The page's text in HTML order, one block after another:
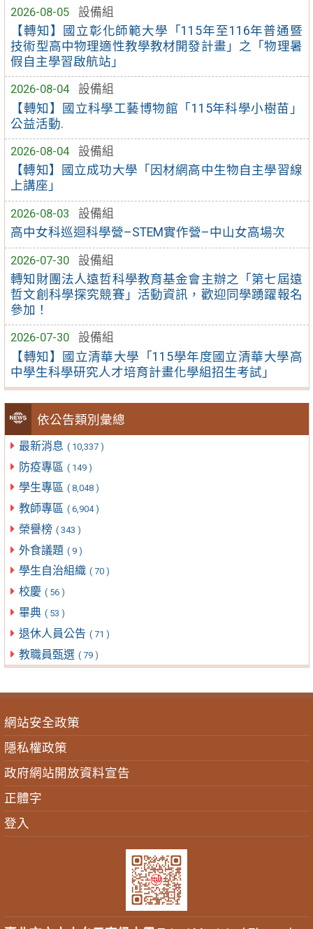
2026-08-05
設備組
【轉知】國立彰化師範大學「115年至116年普通暨
技術型高中物理適性教學教材開發計畫」之「物理暑
假自主學習啟航站」
2026-08-04
設備組
【轉知】國立科學工藝博物館「115年科學小樹苗」
公益活動.
2026-08-04
設備組
【轉知】國立成功大學「因材網高中生物自主學習線
上講座」
2026-08-03
設備組
高中女科巡迴科學營–STEM實作營–中山女高場次
2026-07-30
設備組
轉知財團法人遠哲科學教育基金會主辦之「第七屆遠
哲文創科學探究競賽」活動資訊，歡迎同學踴躍報名
參加！
2026-07-30
設備組
【轉知】國立清華大學「115學年度國立清華大學高
中學生科學研究人才培育計畫化學組招生考試」
依公告類別彙總
最新消息 ( 10,337 )
防疫專區 ( 149 )
學生專區 ( 8,048 )
教師專區 ( 6,904 )
榮譽榜 ( 343 )
外食議題 ( 9 )
學生自治組織 ( 70 )
校慶 ( 56 )
畢典 ( 53 )
退休人員公告 ( 71 )
教職員甄選 ( 79 )
網站安全政策
隱私權政策
政府網站開放資料宣告
正體字
登入